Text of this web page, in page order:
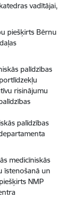
vadītājai,
piešķirts Bērnu
palīdzības
risinājumu
palīdzības
medicīniskās
īstenošanā un
NMP